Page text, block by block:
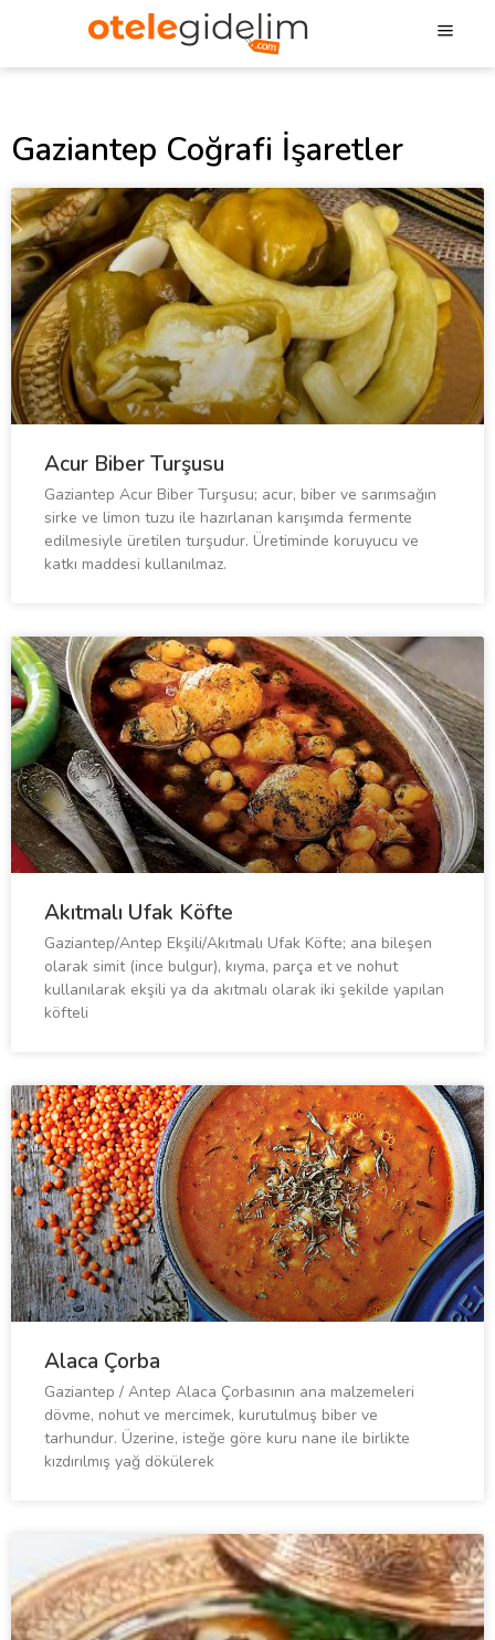
Gaziantep Coğrafi İşaretler
Acur Biber Turşusu
Gaziantep Acur Biber Turşusu; acur, biber ve sarımsağın
sirke ve limon tuzu ile hazırlanan karışımda fermente
edilmesiyle üretilen turşudur. Üretiminde koruyucu ve
katkı maddesi kullanılmaz.
Akıtmalı Ufak Köfte
Gaziantep/Antep Ekşili/Akıtmalı Ufak Köfte; ana bileşen
olarak simit (ince bulgur), kıyma, parça et ve nohut
kullanılarak ekşili ya da akıtmalı olarak iki şekilde yapılan
köfteli
Alaca Çorba
Gaziantep / Antep Alaca Çorbasının ana malzemeleri
dövme, nohut ve mercimek, kurutulmuş biber ve
tarhundur. Üzerine, isteğe göre kuru nane ile birlikte
kızdırılmış yağ dökülerek